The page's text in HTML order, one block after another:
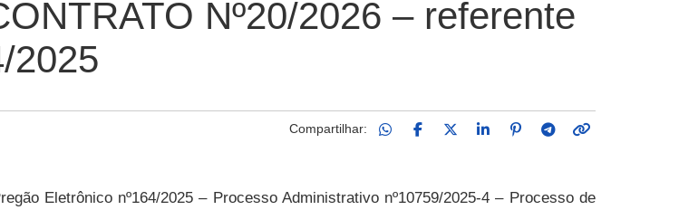
Nº20/2026 – referente
2025
Compartilhar:
Eletrônico nº164/2025 – Processo Administrativo nº10759/2025-4 – Processo de